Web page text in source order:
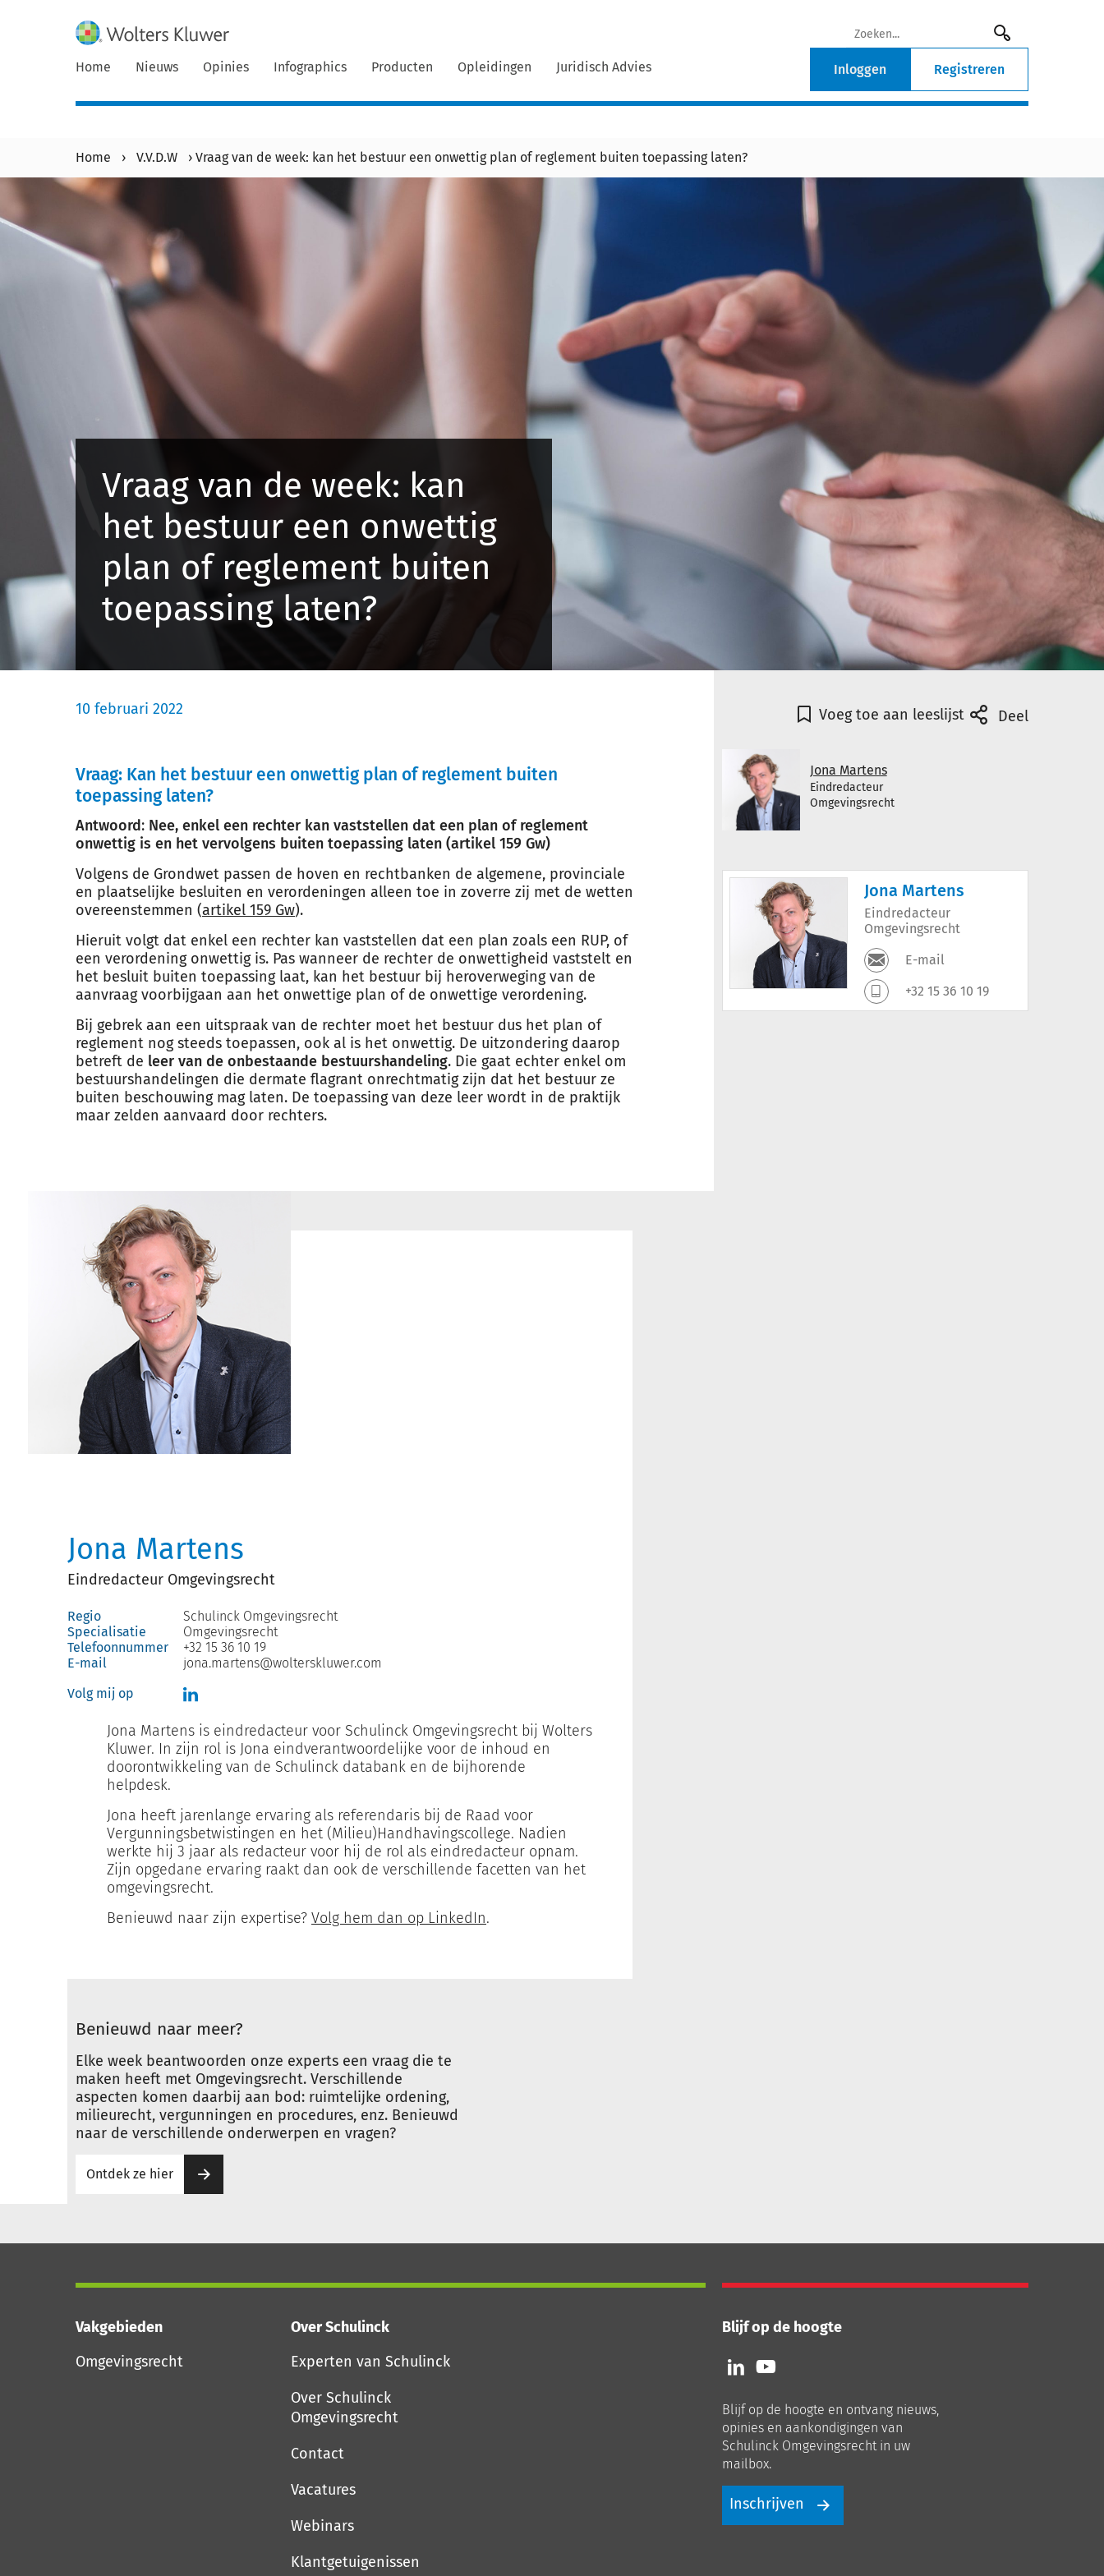
Home Nieuws Opinies Infographics Producten Opleidingen Juridisch Advies Inloggen Registreren
Home › V.V.D.W › Vraag van de week: kan het bestuur een onwettig plan of reglement buiten toepassing laten?
Vraag van de week: kan
het bestuur een onwettig
plan of reglement buiten
toepassing laten?
10 februari 2022
Vraag: Kan het bestuur een onwettig plan of reglement buiten
toepassing laten?
Antwoord: Nee, enkel een rechter kan vaststellen dat een plan of reglement
onwettig is en het vervolgens buiten toepassing laten (artikel 159 Gw)
Volgens de Grondwet passen de hoven en rechtbanken de algemene, provinciale
en plaatselijke besluiten en verordeningen alleen toe in zoverre zij met de wetten
overeenstemmen (artikel 159 Gw).
Hieruit volgt dat enkel een rechter kan vaststellen dat een plan zoals een RUP, of
een verordening onwettig is. Pas wanneer de rechter de onwettigheid vaststelt en
het besluit buiten toepassing laat, kan het bestuur bij heroverweging van de
aanvraag voorbijgaan aan het onwettige plan of de onwettige verordening.
Bij gebrek aan een uitspraak van de rechter moet het bestuur dus het plan of
reglement nog steeds toepassen, ook al is het onwettig. De uitzondering daarop
betreft de leer van de onbestaande bestuurshandeling. Die gaat echter enkel om
bestuurshandelingen die dermate flagrant onrechtmatig zijn dat het bestuur ze
buiten beschouwing mag laten. De toepassing van deze leer wordt in de praktijk
maar zelden aanvaard door rechters.
Voeg toe aan leeslijst Deel
Jona Martens
Eindredacteur
Omgevingsrecht
Jona Martens
Eindredacteur
Omgevingsrecht
E-mail
+32 15 36 10 19
Jona Martens
Eindredacteur Omgevingsrecht
Regio
Schulinck Omgevingsrecht
Specialisatie
Omgevingsrecht
Telefoonnummer
+32 15 36 10 19
E-mail
jona.martens@wolterskluwer.com
Volg mij op
Jona Martens is eindredacteur voor Schulinck Omgevingsrecht bij Wolters
Kluwer. In zijn rol is Jona eindverantwoordelijke voor de inhoud en
doorontwikkeling van de Schulinck databank en de bijhorende
helpdesk.
Jona heeft jarenlange ervaring als referendaris bij de Raad voor
Vergunningsbetwistingen en het (Milieu)Handhavingscollege. Nadien
werkte hij 3 jaar als redacteur voor hij de rol als eindredacteur opnam.
Zijn opgedane ervaring raakt dan ook de verschillende facetten van het
omgevingsrecht.
Benieuwd naar zijn expertise? Volg hem dan op LinkedIn.
Benieuwd naar meer?
Elke week beantwoorden onze experts een vraag die te
maken heeft met Omgevingsrecht. Verschillende
aspecten komen daarbij aan bod: ruimtelijke ordening,
milieurecht, vergunningen en procedures, enz. Benieuwd
naar de verschillende onderwerpen en vragen?
Ontdek ze hier
Vakgebieden
Omgevingsrecht
Over Schulinck
Experten van Schulinck
Over Schulinck
Omgevingsrecht
Contact
Vacatures
Webinars
Klantgetuigenissen
Blijf op de hoogte
Volg
ons
LinkedIn
Volg
ons
Youtube
Blijf op de hoogte en ontvang nieuws,
opinies en aankondigingen van
Schulinck Omgevingsrecht in uw
mailbox.
Inschrijven